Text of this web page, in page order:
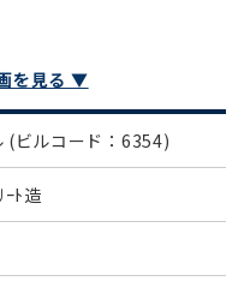
を見る ▼
(ビルコード：6354)
ｰﾄ造